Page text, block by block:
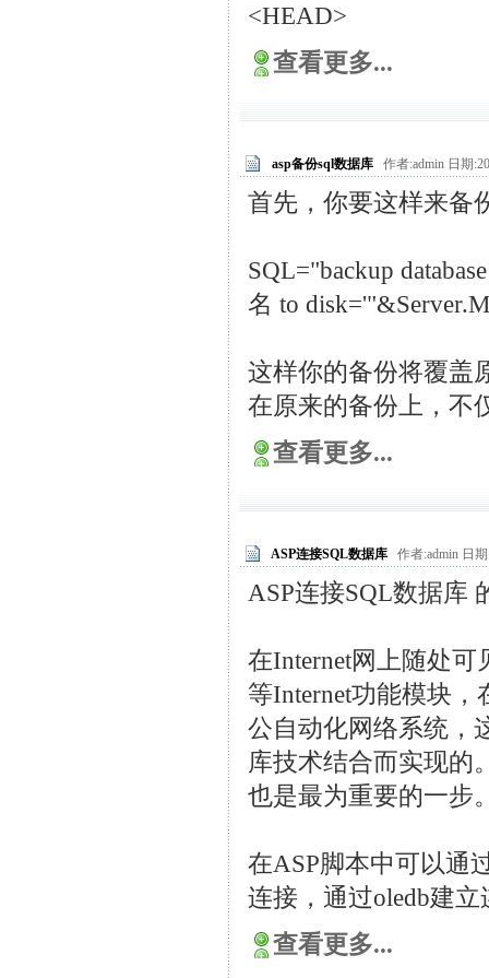
<HEAD>
查看更多...
asp备份sql数据库 作者:admin 日期
首先，你要这样来备
SQL="backup
名 to
这样你的备份将覆盖
在原来的备份上，不
查看更多...
ASP连接SQL数据库 作者:admin 日
ASP连接SQL数据库
在Internet网上随处
等Internet功能模块
公自动化网络系统，
库技术结合而实现的
也是最为重要的一步
在ASP脚本中可以通
连接，通过oledb建
查看更多...